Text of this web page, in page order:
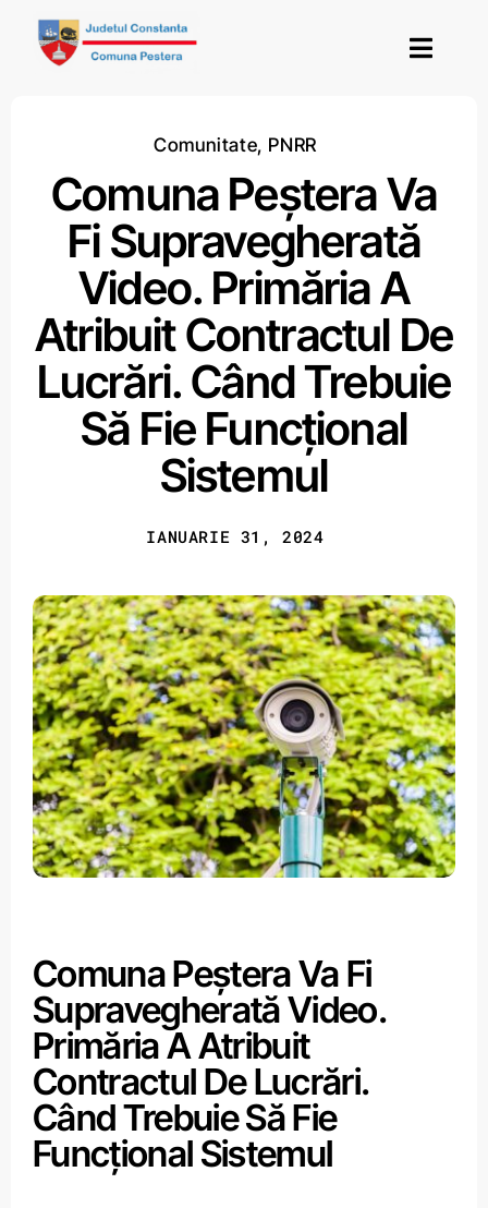
content
Termeni și condiții
Comunitate, PNRR
Comuna Peștera Va
Fi Supravegherată
Video. Primăria A
Atribuit Contractul De
Lucrări. Când Trebuie
Să Fie Funcțional
Sistemul
IANUARIE 31, 2024
Comuna Peștera Va Fi
Supravegherată Video.
Primăria A Atribuit
Contractul De Lucrări.
Când Trebuie Să Fie
Funcțional Sistemul